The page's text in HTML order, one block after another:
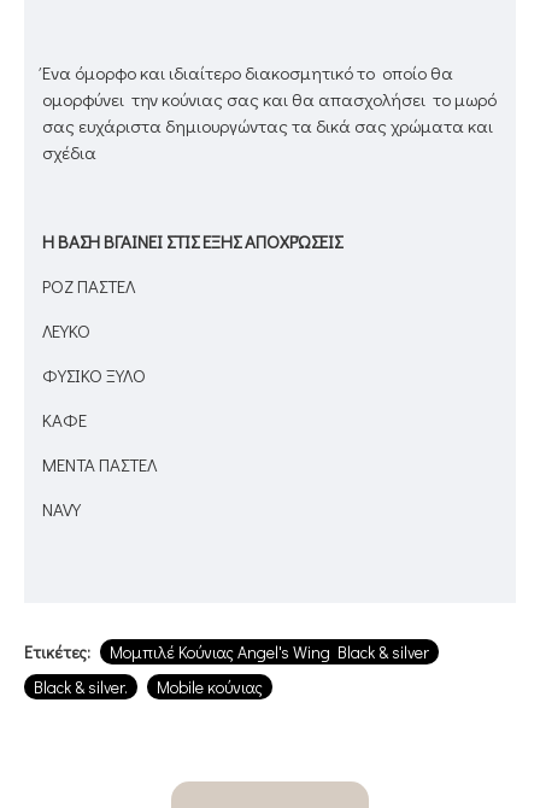
Ένα όμορφο και ιδιαίτερο διακοσμητικό το οποίο θα
ομορφύνει την κούνιας σας και θα απασχολήσει το μωρό
σας ευχάριστα δημιουργώντας τα δικά σας χρώματα και
σχέδια
Η ΒΑΣΗ ΒΓΑΙΝΕΙ ΣΤΙΣ ΕΞΗΣ ΑΠΟΧΡΏΣΕΙΣ
ΡΟΖ ΠΑΣΤΕΛ
ΛΕΥΚΟ
ΦΥΣΙΚΟ ΞΥΛΟ
ΚΑΦΕ
ΜΕΝΤΑ ΠΑΣΤΕΛ
NAVY
Ετικέτες:
Μομπιλέ Κούνιας Angel's Wing Black & silver
Black & silver.
Mobile κούνιας